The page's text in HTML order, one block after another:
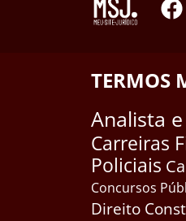
TERMOS
Analista
Carreiras
Policiais
Concursos
Direito